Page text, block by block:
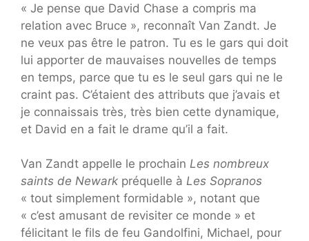
« Je pense que David Chase a compris ma
relation avec Bruce », reconnaît Van Zandt. Je
ne veux pas être le patron. Tu es le gars qui doit
lui apporter de mauvaises nouvelles de temps
en temps, parce que tu es le seul gars qui ne le
craint pas. C’étaient des attributs que j’avais et
je connaissais très, très bien cette dynamique,
et David en a fait le drame qu’il a fait.
Van Zandt appelle le prochain Les nombreux
saints de Newark préquelle à Les Sopranos
« tout simplement formidable », notant que
« c’est amusant de revisiter ce monde » et
félicitant le fils de feu Gandolfini, Michael, pour